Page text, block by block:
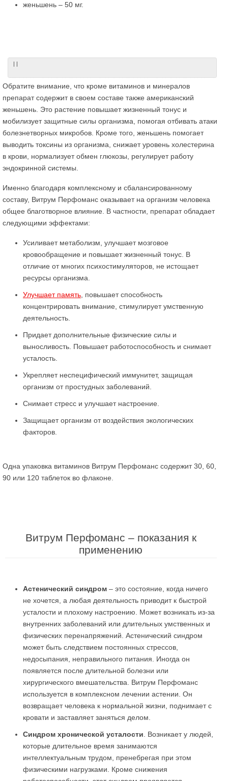
женьшень – 50 мг.
| |
Обратите внимание, что кроме витаминов и минералов
препарат содержит в своем составе также американский
женьшень. Это растение повышает жизненный тонус и
мобилизует защитные силы организма, помогая отбивать атаки
болезнетворных микробов. Кроме того, женьшень помогает
выводить токсины из организма, снижает уровень холестерина
в крови, нормализует обмен глюкозы, регулирует работу
эндокринной системы.
Именно благодаря комплексному и сбалансированному
составу, Витрум Перфоманс оказывает на организм человека
общее благотворное влияние. В частности, препарат обладает
следующими эффектами:
Усиливает метаболизм, улучшает мозговое
кровообращение и повышает жизненный тонус. В
отличие от многих психостимуляторов, не истощает
ресурсы организма.
Улучшает память , повышает способность
концентрировать внимание, стимулирует умственную
деятельность.
Придает дополнительные физические силы и
выносливость. Повышает работоспособность и снимает
усталость.
Укрепляет неспецифический иммунитет, защищая
организм от простудных заболеваний.
Снимает стресс и улучшает настроение.
Защищает организм от воздействия экологических
факторов.
Одна упаковка витаминов Витрум Перфоманс содержит 30, 60,
90 или 120 таблеток во флаконе.
Витрум Перфоманс – показания к
применению
Астенический синдром – это состояние, когда ничего
не хочется, а любая деятельность приводит к быстрой
усталости и плохому настроению. Может возникать из-за
внутренних заболеваний или длительных умственных и
физических перенапряжений. Астенический синдром
может быть следствием постоянных стрессов,
недосыпания, неправильного питания. Иногда он
появляется после длительной болезни или
хирургического вмешательства. Витрум Перфоманс
используется в комплексном лечении астении. Он
возвращает человека к нормальной жизни, поднимает с
кровати и заставляет заняться делом.
Синдром хронической усталости . Возникает у людей,
которые длительное время занимаются
интеллектуальным трудом, пренебрегая при этом
физическими нагрузками. Кроме снижения